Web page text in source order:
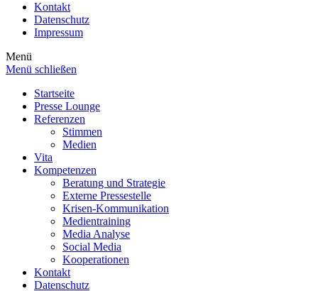
Kontakt
Datenschutz
Impressum
Menü
Menü schließen
Startseite
Presse Lounge
Referenzen
Stimmen
Medien
Vita
Kompetenzen
Beratung und Strategie
Externe Pressestelle
Krisen-Kommunikation
Medientraining
Media Analyse
Social Media
Kooperationen
Kontakt
Datenschutz